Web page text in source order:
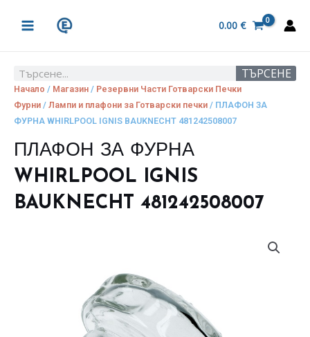
MENU
0.00 €
Search ТЪРСЕНЕ
Начало / Магазин / Резервни Части Готварски Печки
Фурни / Лампи и плафони за Готварски печки / ПЛАФОН ЗА
ФУРНА WHIRLPOOL IGNIS BAUKNECHT 481242508007
ПЛАФОН ЗА ФУРНА
WHIRLPOOL IGNIS
BAUKNECHT 481242508007